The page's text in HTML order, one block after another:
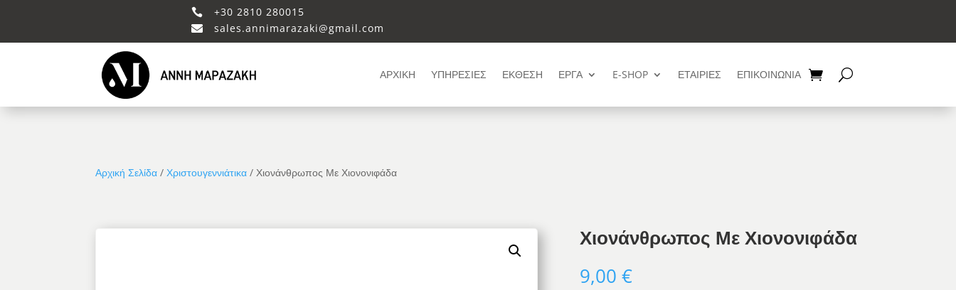
 +30 2810 280015
 sales.annimarazaki@gmail.com
ΑΡΧΙΚΗ ΥΠΗΡΕΣΙΕΣ ΕΚΘΕΣΗ ΕΡΓΑ E-SHOP ΕΤΑΙΡΙΕΣ ΕΠΙΚΟΙΝΩΝΙΑ
Αρχική Σελίδα /Χριστουγεννιάτικα / Χιονάνθρωπος Με Χιονονιφάδα
Χιονάνθρωπος Με Χιονονιφάδα
9,00 €